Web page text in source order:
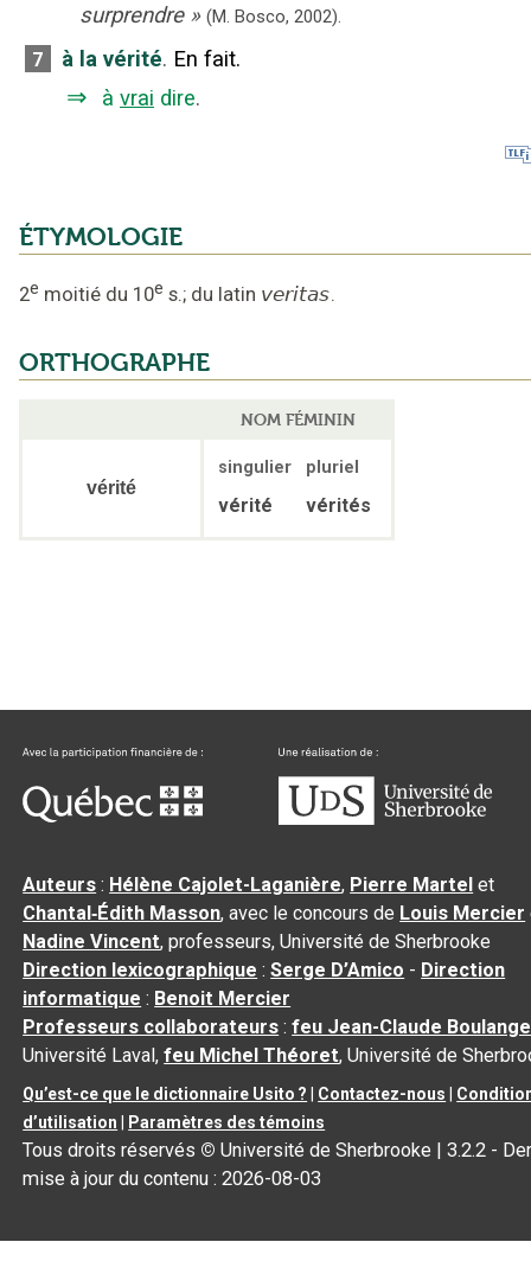
surprendre » (M. Bosco, 2002).
7 à la vérité. En fait.
⇒ à vrai dire.
ÉTYMOLOGIE
2e moitié du 10e s.; du latin veritas.
ORTHOGRAPHE
NOM FÉMININ
vérité
singulier pluriel
vérité vérités
Auteurs : Hélène Cajolet-Laganière, Pierre Martel et
Chantal‑Édith Masson, avec le concours de Louis Mercier
Nadine Vincent, professeurs, Université de Sherbrooke
Direction lexicographique :Serge D’Amico - Direction
informatique : Benoit Mercier
Professeurs collaborateurs :feu Jean-Claude
Université Laval,feu Michel Théoret, Université de
Qu’est-ce que le dictionnaire Usito ? Contactez-nous
d’utilisation
Paramètres des témoins
Tous droits réservés © Université de Sherbrooke |3.2.2 -
mise à jour du contenu :2026-08-03